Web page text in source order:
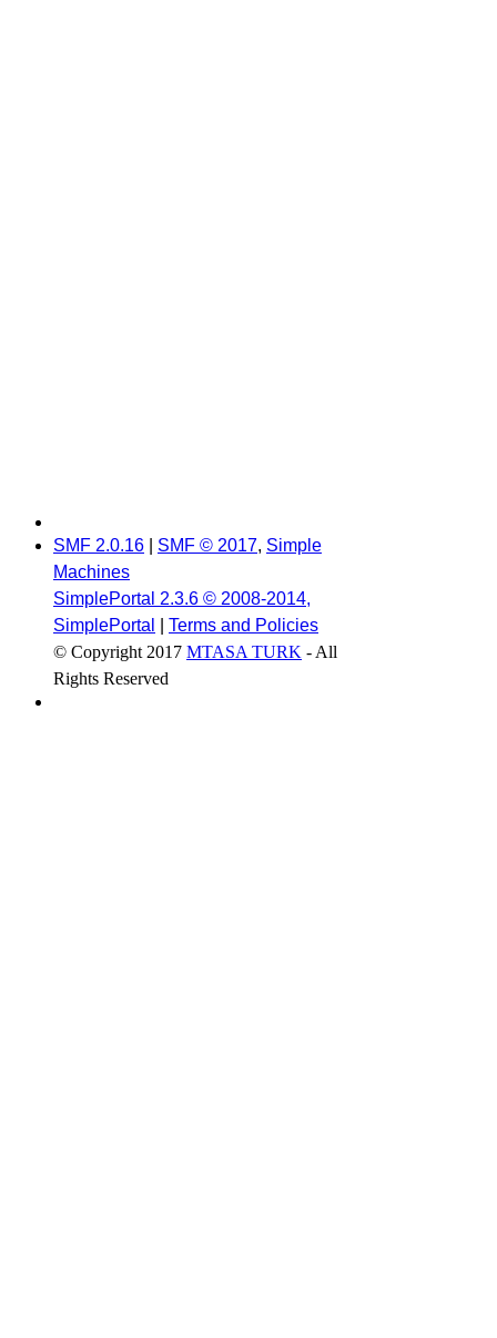
SMF 2.0.16 SMF © 2017, Simple
Machines
SimplePortal 2.3.6 © 2008-2014,
SimplePortal
Terms and Policies
© Copyright 2017 MTASA TURK - All
Rights Reserved